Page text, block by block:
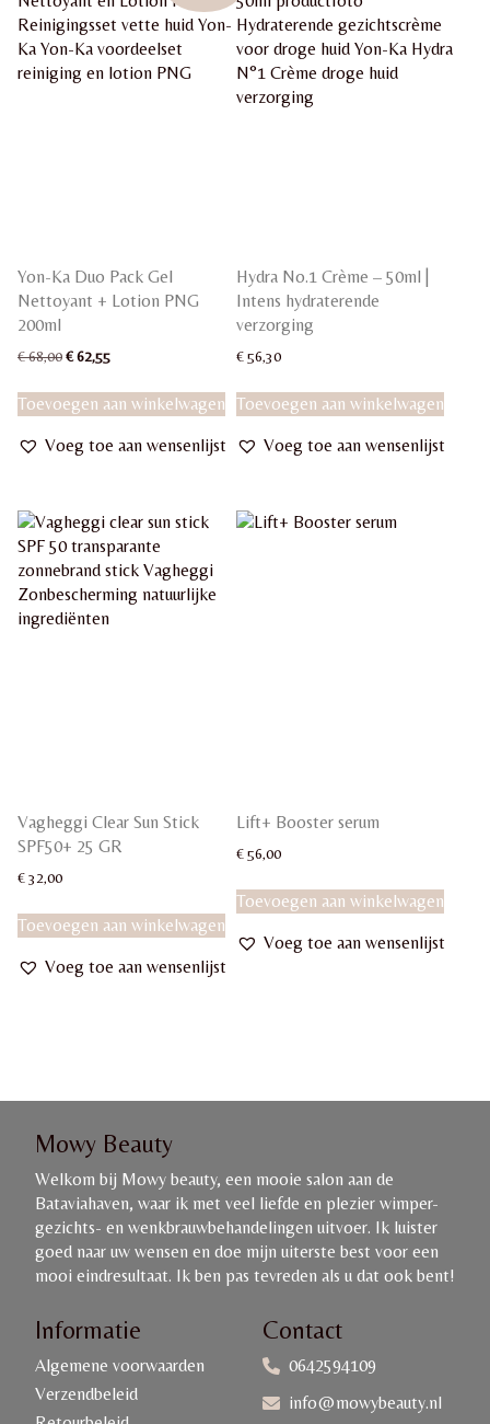
Yon-Ka Duo Pack Gel
Nettoyant + Lotion PNG
200ml
€68,00Oorspronkelijke
was:
€ 68,00.
€62,55Huidige
is:
€ 62,55.
Toevoegen aan winkelwagen
Voeg toe aan wensenlijst
Hydra No.1 Crème – 50ml |
Intens hydraterende
verzorging
€56,30
Toevoegen aan winkelwagen
Voeg toe aan wensenlijst
Vagheggi Clear Sun Stick
SPF50+ 25 GR
€32,00
Toevoegen aan winkelwagen
Voeg toe aan wensenlijst
Lift+ Booster serum
€56,00
Toevoegen aan winkelwagen
Voeg toe aan wensenlijst
Mowy Beauty
Welkom bij Mowy beauty, een mooie salon aan de
Bataviahaven, waar ik met veel liefde en plezier wimper-
gezichts- en wenkbrauwbehandelingen uitvoer. Ik luister
goed naar uw wensen en doe mijn uiterste best voor een
mooi eindresultaat. Ik ben pas tevreden als u dat ook bent!
Informatie
Algemene voorwaarden
Verzendbeleid
Contact
0642594109
info@mowybeauty.nl